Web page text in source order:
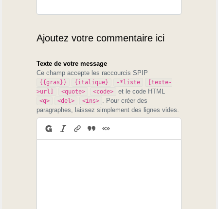
Ajoutez votre commentaire ici
Texte de votre message
Ce champ accepte les raccourcis SPIP
{{gras}} {italique} -*liste
[texte-
>url]
<quote> <code> et le code HTML
<q> <del> <ins>
. Pour créer des
paragraphes, laissez simplement des lignes vides.